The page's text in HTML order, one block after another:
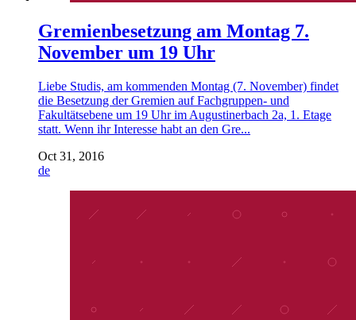
Gremienbesetzung am Montag 7.
November um 19 Uhr
Liebe Studis, am kommenden Montag (7. November) findet
die Besetzung der Gremien auf Fachgruppen- und
Fakultätsebene um 19 Uhr im Augustinerbach 2a, 1. Etage
statt. Wenn ihr Interesse habt an den Gre...
Oct 31, 2016
de